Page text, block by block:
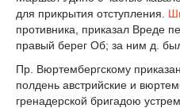
для прикрытия отступления.
противника, приказал Вреде
правый берег Об; за ним д.
Пр. Вюртембергскому
полдень австрийские и
гренадерской бригадою